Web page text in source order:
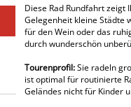
Diese Rad Rundfahrt
Gelegenheit kleine Städte
für den Wein oder das
durch wunderschön
Tourenprofil:Sie radeln
ist optimal für routinierte
Geländes nicht für Kinder